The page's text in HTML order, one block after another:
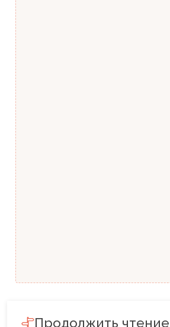
Продолжить чтение